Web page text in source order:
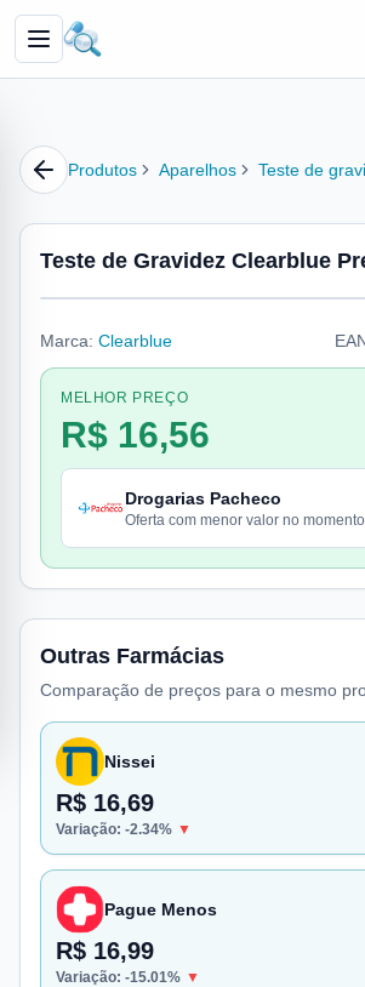
Produtos Aparelhos Teste de
Teste de Gravidez Clearblue
Marca: Clearblue
MELHOR PREÇO
R$ 16,56
Drogarias Pacheco
Oferta com menor valor no momento
Outras Farmácias
Comparação de preços para o mesmo
Nissei
R$ 16,69
Variação: -2.34% ▼
Pague Menos
R$ 16,99
Variação: -15.01% ▼